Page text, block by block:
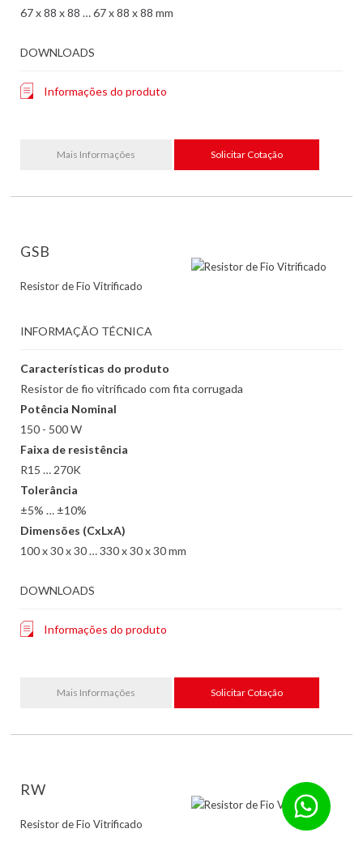
67 x 88 x 88 … 67 x 88 x 88 mm
DOWNLOADS
Informações do produto
Mais Informações Solicitar Cotação
GSB
Resistor de Fio Vitrificado
INFORMAÇÃO TÉCNICA
Características do produto
Resistor de fio vitrificado com fita corrugada
Potência Nominal
150 - 500 W
Faixa de resistência
R15 … 270K
Tolerância
±5% … ±10%
Dimensões (CxLxA)
100 x 30 x 30 … 330 x 30 x 30 mm
DOWNLOADS
Informações do produto
Mais Informações Solicitar Cotação
RW
Resistor de Fio Vitrificado